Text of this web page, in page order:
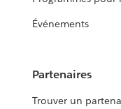
Événements
Partenaires
Trouver un